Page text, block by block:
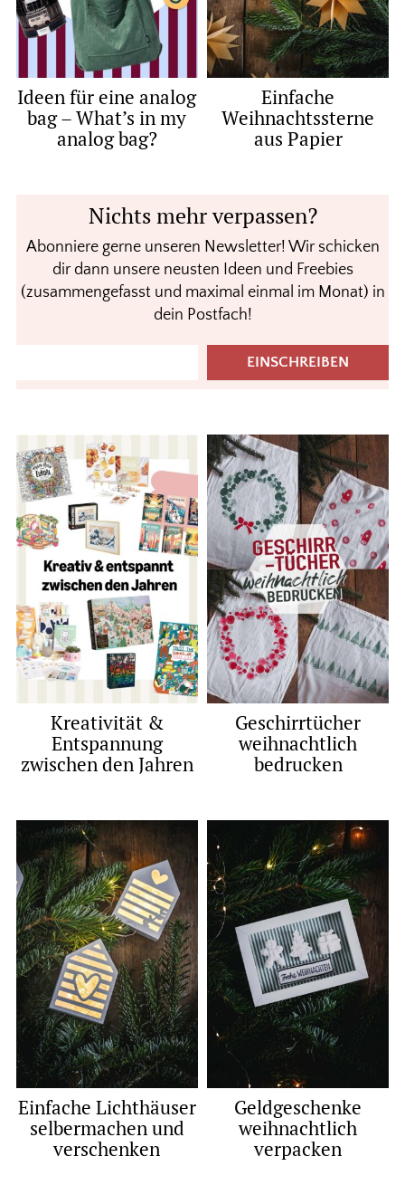
Ideen für eine analog
bag – What’s in my
analog bag?
Einfache
Weihnachtssterne
aus Papier
Nichts mehr verpassen?
Abonniere gerne unseren Newsletter! Wir schicken
dir dann unsere neusten Ideen und Freebies
(zusammengefasst und maximal einmal im Monat) in
dein Postfach!
Kreativität &
Entspannung
zwischen den Jahren
Geschirrtücher
weihnachtlich
bedrucken
Einfache Lichthäuser
selbermachen und
verschenken
Geldgeschenke
weihnachtlich
verpacken